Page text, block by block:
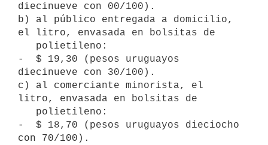
diecinueve con 00/100).
b) al público entregada a domicilio,
el litro, envasada en bolsitas de
-  $ 19,30 (pesos uruguayos
diecinueve con 30/100).
c) al comerciante minorista, el
litro, envasada en bolsitas de
-  $ 18,70 (pesos uruguayos dieciocho
con 70/100).